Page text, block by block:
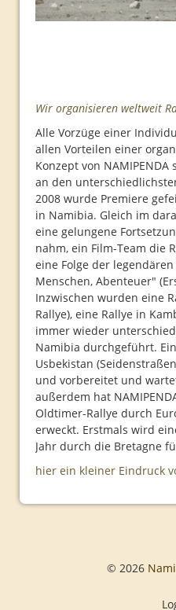
Organisation
Organisation
Routen
Rückblick
Plakate
2008
2009
2013
Wir organisieren weltweit
Alle Vorzüge einer
allen Vorteilen einer
Konzept von
an den
2008 wurde Premiere
in Namibia. Gleich im
eine gelungene
nahm, ein Film-Team die
eine Folge der
Menschen, Abenteuer"
Inzwischen wurden eine
Rallye), eine Rallye in
immer wieder
Namibia durchgeführt.
Usbekistan
und vorbereitet und
außerdem hat
Oldtimer-Rallye durch
erweckt. Erstmals wird
Jahr durch die Bretagne
hier ein kleiner Eindruck
© 2026